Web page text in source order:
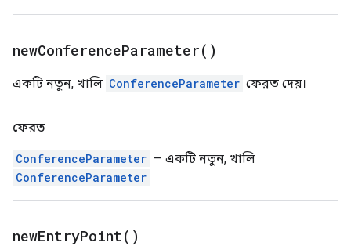
newConferenceParameter( )
একটি নতুন, খালি ConferenceParameter ফেরত দেয়।
ফেরত
ConferenceParameter — একটি নতুন, খালি
ConferenceParameter
newEntryPoint( )